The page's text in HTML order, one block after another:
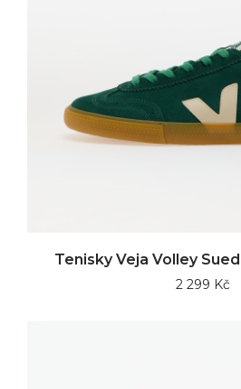
Tenisky Veja Volley
2 299 Kč